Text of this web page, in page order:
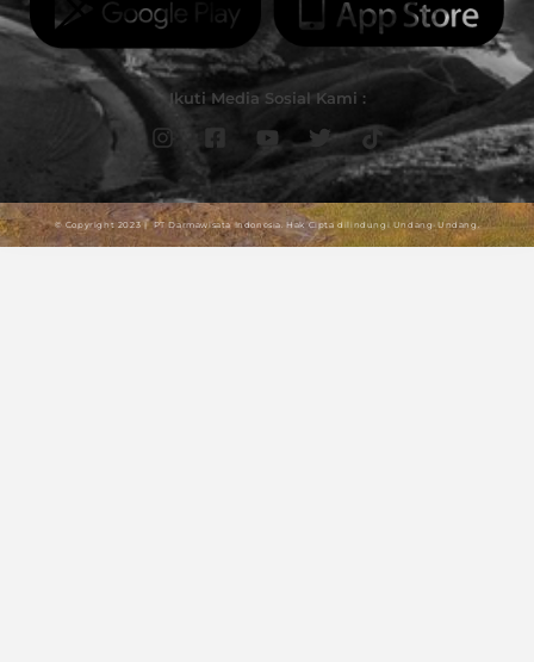
Ikuti Media Sosial Kami :
© Copyright 2023 | PT Darmawisata Indonesia. Hak Cipta dilindungi Undang-Undang.